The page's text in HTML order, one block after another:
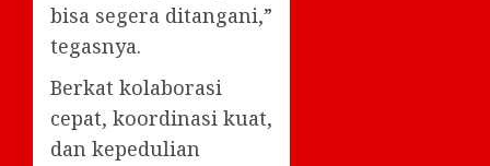
bisa segera ditangani,”
tegasnya.
Berkat kolaborasi
cepat, koordinasi kuat,
dan kepedulian